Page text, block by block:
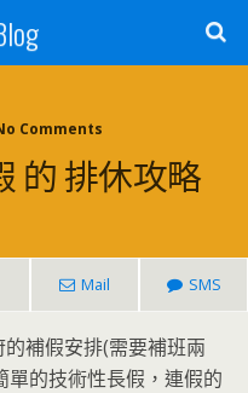
Comments
的 排休攻略
Mail SMS
補假安排(需要補班兩
的技術性長假，連假的